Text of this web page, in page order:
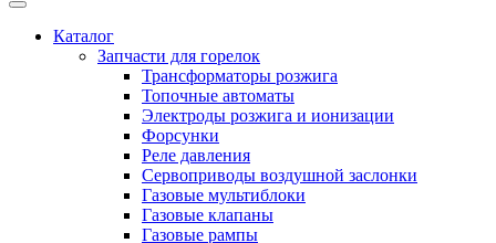
Каталог
Запчасти для горелок
Трансформаторы розжига
Топочные автоматы
Электроды розжига и ионизации
Форсунки
Реле давления
Сервоприводы воздушной заслонки
Газовые мультиблоки
Газовые клапаны
Газовые рампы